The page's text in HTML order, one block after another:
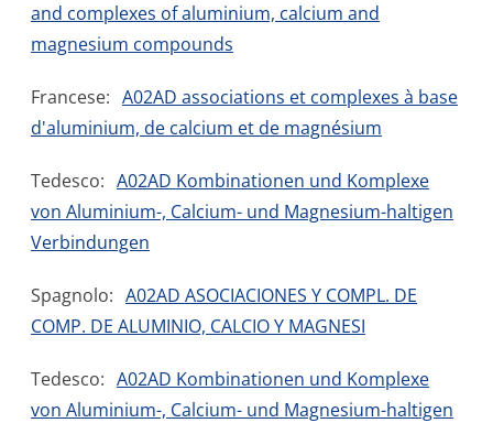
and complexes of aluminium, calcium and
magnesium compounds
Francese: A02AD associations et complexes à base
d'aluminium, de calcium et de magnésium
Tedesco: A02AD Kombinationen und Komplexe
von Aluminium-, Calcium- und Magnesium-haltigen
Verbindungen
Spagnolo: A02AD ASOCIACIONES Y COMPL. DE
COMP. DE ALUMINIO, CALCIO Y MAGNESI
Tedesco: A02AD Kombinationen und Komplexe
von Aluminium-, Calcium- und Magnesium-haltigen